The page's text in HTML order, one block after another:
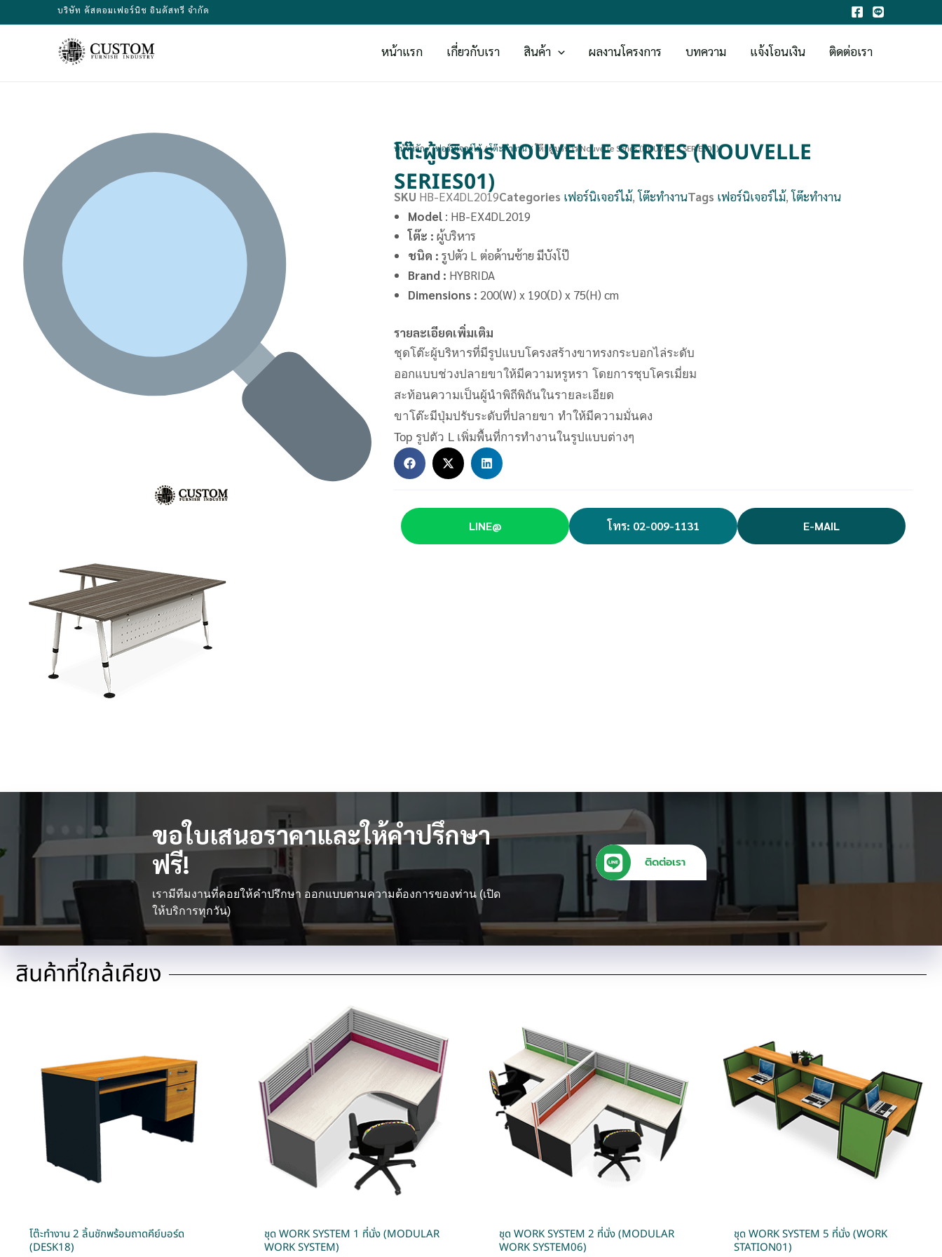
to
บริษัท คัสตอมเฟอร์นิช อินดัสทรี จำกัด
หน้าแรก เกี่ยวกับเรา สินค้า ผลงานโครงการ บทความ แจ้งโอนเงิน ติดต่อเรา
หน้าหลัก/เฟอร์นิเจอร์ไม้/โต๊ะทำงาน/ โต๊ะผู้บริหาร Nouvelle Series (NOUVELLE SERIES01)
โต๊ะผู้บริหาร NOUVELLE SERIES (NOUVELLE
SERIES01)
SKU HB-EX4DL2019Categories เฟอร์นิเจอร์ไม้,โต๊ะทำงานTags เฟอร์นิเจอร์ไม้,โต๊ะทำงาน
Model : HB-EX4DL2019
โต๊ะ : ผู้บริหาร
ชนิด : รูปตัว L ต่อด้านซ้าย มีบังโป๊
Brand : HYBRIDA
Dimensions : 200(W) x 190(D) x 75(H) cm
รายละเอียดเพิ่มเติม
ชุดโต๊ะผู้บริหารที่มีรูปแบบโครงสร้างขาทรงกระบอกไล่ระดับ
ออกแบบช่วงปลายขาให้มีความหรูหรา โดยการชุบโครเมี่ยม
สะท้อนความเป็นผู้นำพิถีพิถันในรายละเอียด
ขาโต๊ะมีปุ่มปรับระดับที่ปลายขา ทำให้มีความมั่นคง
Top รูปตัว L เพิ่มพื้นที่การทำงานในรูปแบบต่างๆ
LINE@ โทร: 02-009-1131 E-MAIL
ขอใบเสนอราคาและให้คำปรึกษา
ฟรี!
เรามีทีมงานที่คอยให้คำปรึกษา ออกแบบตามความต้องการของท่าน (เปิด
ให้บริการทุกวัน)
ติดต่อเรา
สินค้าที่ใกล้เคียง
โต๊ะทำงาน 2 ลิ้นชักพร้อมถาดคีย์บอร์ด
(DESK18)
ชุด WORK SYSTEM 1 ที่นั่ง (MODULAR
WORK SYSTEM)
ชุด WORK SYSTEM 2 ที่นั่ง (MODULAR
WORK SYSTEM06)
ชุด WORK SYSTEM 5 ที่นั่ง (WORK
STATION01)